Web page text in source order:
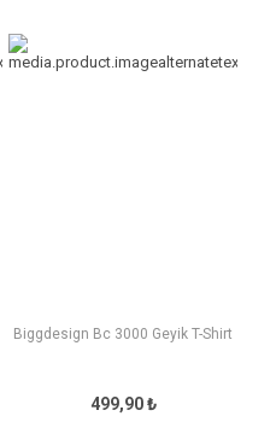
Biggdesign Bc 3000 Geyik T-Shirt
499,90 ₺